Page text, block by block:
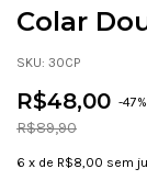
Colar
SKU: 30CP
R$48,00 -47
R$89,90
6 x de R$8,00 sem